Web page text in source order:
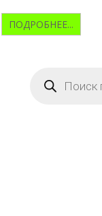
ПОДРОБНЕЕ...
товаров